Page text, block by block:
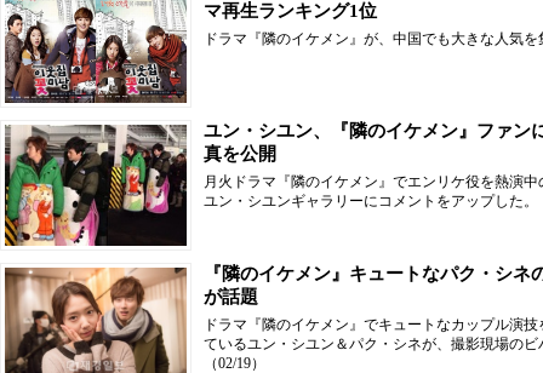
マ再生ランキング1位
ドラマ『隣のイケメン』が、中国でも大きな人気
ユン・シユン、『隣のイケメン』ファン
真を公開
月火ドラマ『隣のイケメン』でエンリケ役を熱演
ユン・シユンギャラリーにコメントをアップした。
『隣のイケメン』キュートなパク・シ
が話題
ドラマ『隣のイケメン』でキュートなカップル演
ているユン・シユン＆パク・シネが、撮影現場の
（02/19）